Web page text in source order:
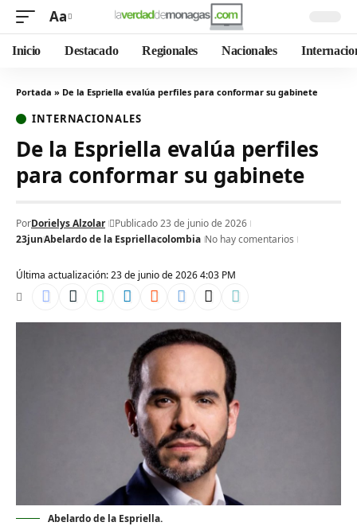
Aa
Inicio Destacado Regionales Nacionales
Portada » De la Espriella evalúa perfiles para conformar su gabinete
INTERNACIONALES
De la Espriella evalúa perfiles
para conformar su gabinete
Última actualización: 23 de junio de 2026 4:03 PM
PorDorielys Alzolar
Publicado 23 de junio de 2026
23junAbelardo de la Espriellacolombia No hay comentarios
Abelardo de la Espriella.